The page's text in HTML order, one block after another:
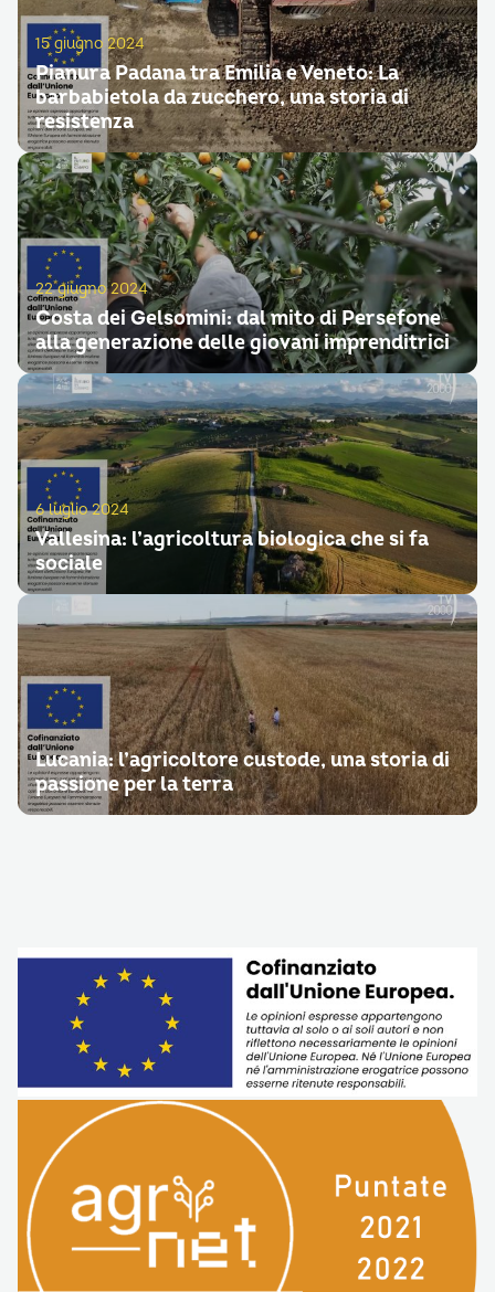
15 giugno 2024
Pianura Padana tra Emilia e Veneto: La
barbabietola da zucchero, una storia di
resistenza
22 giugno 2024
Costa dei Gelsomini: dal mito di Persefone
alla generazione delle giovani imprenditrici
6 luglio 2024
Vallesina: l’agricoltura biologica che si fa
sociale
Lucania: l’agricoltore custode, una storia di
passione per la terra